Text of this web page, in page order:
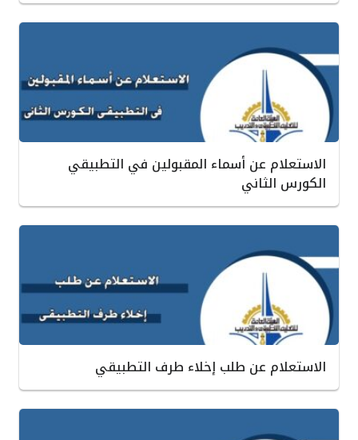
الاستعلام عن أسماء المقبولين في التطبيقي
الكورس الثاني
الاستعلام عن طلب إخلاء طرف التطبيقي